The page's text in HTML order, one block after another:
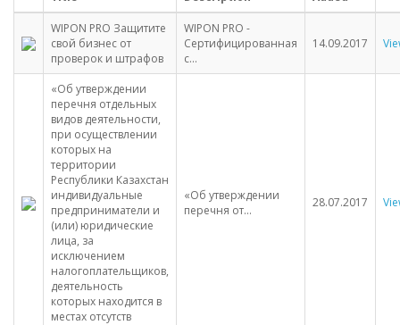
WIPON PRO Защитите
свой бизнес от
проверок и штрафов
WIPON PRO -
Сертифицированная
с...
14.09.2017
«Об утверждении
перечня отдельных
видов деятельности,
при осуществлении
которых на
территории
Республики Казахстан
индивидуальные
предприниматели и
(или) юридические
лица, за
исключением
налогоплательщиков,
деятельность
которых находится в
местах отсутств
«Об утверждении
перечня от...
28.07.2017